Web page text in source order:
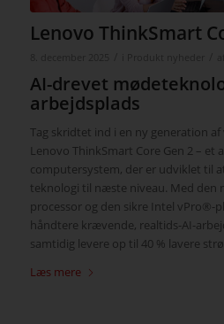
Lenovo ThinkSmart
AI-drevet
arbejdsplads
Tag skridtet ind i en ny generation
Lenovo ThinkSmart Core Gen 2 – et
computersystem, der er udviklet til
teknologi til næste niveau. Med den
processor og den sikre Intel vPro ®-
håndtere krævende, realtids-AI-
samtidig levere op til 40 % lavere
Læs mere